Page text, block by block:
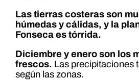
Las tierras costeras son
húmedas y cálidas, y la
Fonseca es tórrida.
Diciembre y enero son los
frescos. Las precipitaciones
según las zonas.